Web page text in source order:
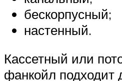
бескорпусный;
настенный.
Кассетный или
фанкойл подходит